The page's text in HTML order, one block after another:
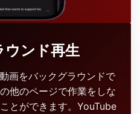
ウンド再生
画をバックグラウンドで
他のページで作業をしな
とができます。YouTube